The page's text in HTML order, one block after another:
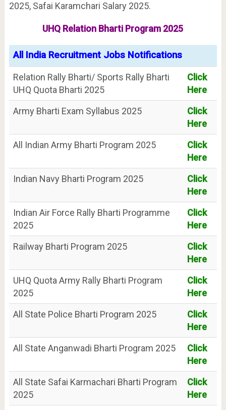
2025, Safai Karamchari Salary 2025.
UHQ Relation Bharti Program 2025
All India Recruitment Jobs Notifications
Relation Rally Bharti/ Sports Rally Bharti
UHQ Quota Bharti 2025
Click
Here
Army Bharti Exam Syllabus 2025
Click
Here
All Indian Army Bharti Program 2025
Click
Here
Indian Navy Bharti Program 2025
Click
Here
Indian Air Force Rally Bharti Programme
2025
Click
Here
Railway Bharti Program 2025
Click
Here
UHQ Quota Army Rally Bharti Program
2025
Click
Here
All State Police Bharti Program 2025
Click
Here
All State Anganwadi Bharti Program 2025
Click
Here
All State Safai Karmachari Bharti Program
2025
Click
Here